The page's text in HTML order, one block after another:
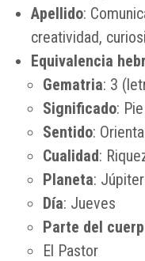
Apellido:
creatividad,
Equivalencia
Gematria: 3
Significado:
Sentido:
Cualidad:
Planeta: Júpiter
Día: Jueves
Parte del
El Pastor